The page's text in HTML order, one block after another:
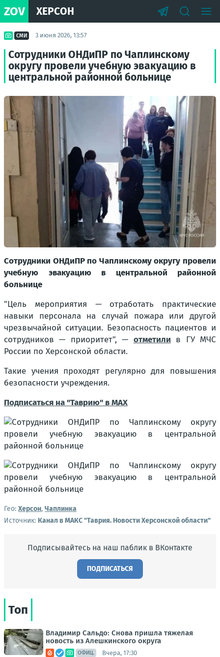
ZOV ХЕРСОН
СМИ 3 июня 2026, 13:57
Сотрудники ОНДиПР по Чаплинскому
округу провели учебную эвакуацию в
центральной районной больнице
Сотрудники ОНДиПР по Чаплинскому округу провели
учебную эвакуацию в центральной районной
больнице
"Цель мероприятия — отработать практические
навыки персонала на случай пожара или другой
чрезвычайной ситуации. Безопасность пациентов и
сотрудников — приоритет", — отметили в ГУ МЧС
России по Херсонской области.
Такие учения проходят регулярно для повышения
безопасности учреждения.
Подписаться на "Таврию" в MAX
Гео: Херсон, Чаплинка
Источник: Канал в МАКС "Таврия. Новости Херсонской области"
Подписывайтесь на наш паблик в ВКонтакте
ПОДПИСАТЬСЯ
Топ
Владимир Сальдо: Снова пришла тяжелая
новость из Алешкинского округа
ОФИЦ. Вчера, 17:30